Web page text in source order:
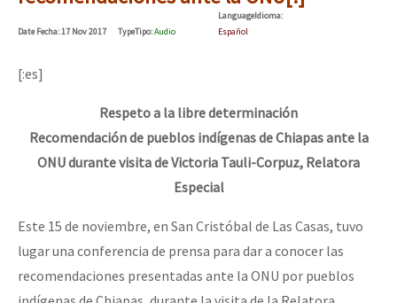
La Sexta
AutonomÍa y Resistencia
Megaproyectos
Mujeres
Niñxs
[CDMX – 20 julio] Jornadas globales por la libertad de Jesús
Se o México sabe, que o mundo saiba! Nossas lutas pela
DateFecha: 17 Nov 2017 TypeTipo:Audio
LanguageIdioma:
Español
[:es]
Respeto a la libre determinación
Recomendación de pueblos indígenas de Chiapas ante la
ONU durante visita de Victoria Tauli-Corpuz, Relatora
Especial
Este 15 de noviembre, en San Cristóbal de Las Casas, tuvo
lugar una conferencia de prensa para dar a conocer las
recomendaciones presentadas ante la ONU por pueblos